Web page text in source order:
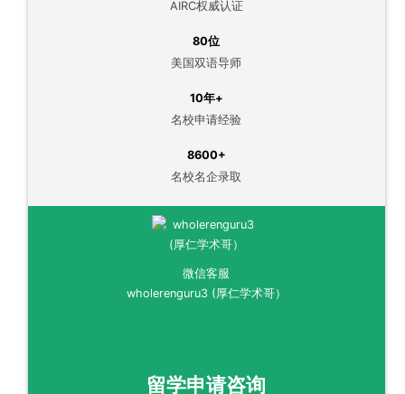
AIRC权威认证
80位
美国双语导师
10年+
名校申请经验
8600+
名校名企录取
微信客服
wholerenguru3 (厚仁学术哥）
留学申请咨询